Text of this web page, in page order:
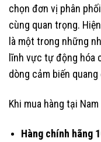
chọn đơn vị phân
cùng quan trọng.
là một trong những
lĩnh vực tự động hóa
dòng cảm biến
Khi mua hàng tại
Hàng chính hãng